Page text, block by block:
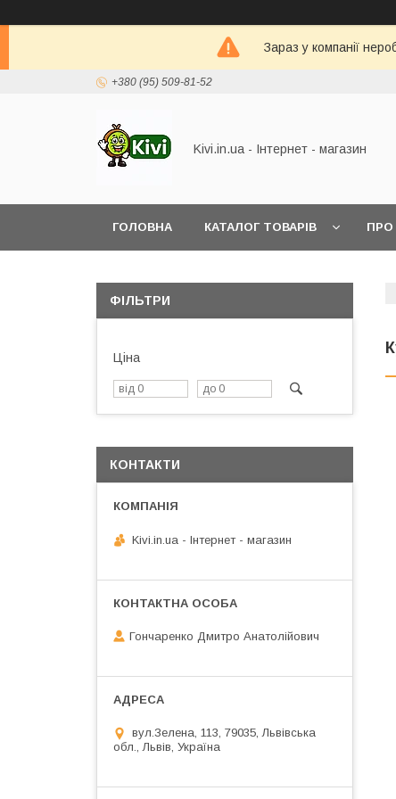
Зараз у компанії
+380 (95) 509-81-52
Kivi.in.ua - Інтернет - магазин
ГОЛОВНА КАТАЛОГ ТОВАРІВ ПРО
ФІЛЬТРИ
Ціна
КОНТАКТИ
Kivi.in.ua - Інтернет - магазин
Гончаренко Дмитро Анатолійович
вул.Зелена, 113, 79035, Львівська
обл., Львів, Україна